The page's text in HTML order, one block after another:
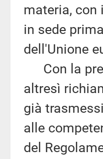
materia, con
in sede
dell'Unione
Con la
altresì
già
alle
del